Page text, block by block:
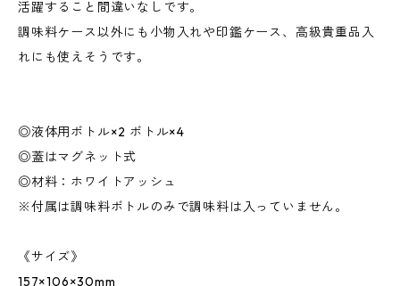
活躍すること間違いなしです。
調味料ケース以外にも小物入れや印鑑ケース、高級貴重品入
れにも使えそうです。
◎液体用ボトル×2 ボトル×4
◎蓋はマグネット式
◎材料：ホワイトアッシュ
※付属は調味料ボトルのみで調味料は入っていません。
《サイズ》
157×106×30mm